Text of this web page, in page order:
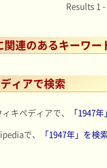
Results 1
連のあるキーワー
ィアで検索
キペディアで、
「1947
で、
「1947年」を検